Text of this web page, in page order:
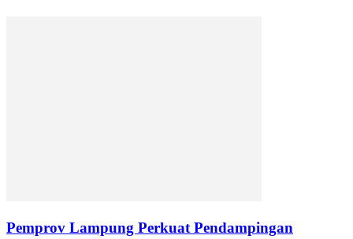
Pemprov Lampung Perkuat Pendampingan